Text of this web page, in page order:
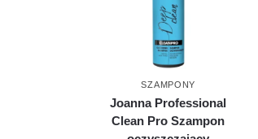
SZAMPONY
Joanna Professional
Clean Pro Szampon